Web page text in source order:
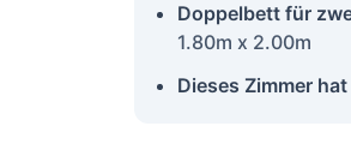
Doppelbett für
1.80m x 2.00m
Dieses Zimmer